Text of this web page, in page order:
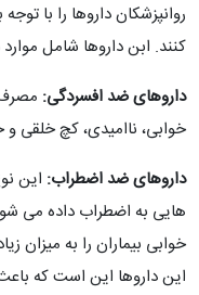
روانپزشکان داروها را با
کنند. ابن داروها شامل
داروهای ضد افسردگی: مصرف
خوابی، ناامیدی، کچ
داروهای ضد اضطراب: این
هایی به اضطراب داده می
خوابی بیماران را به
این داروها این است که باعث